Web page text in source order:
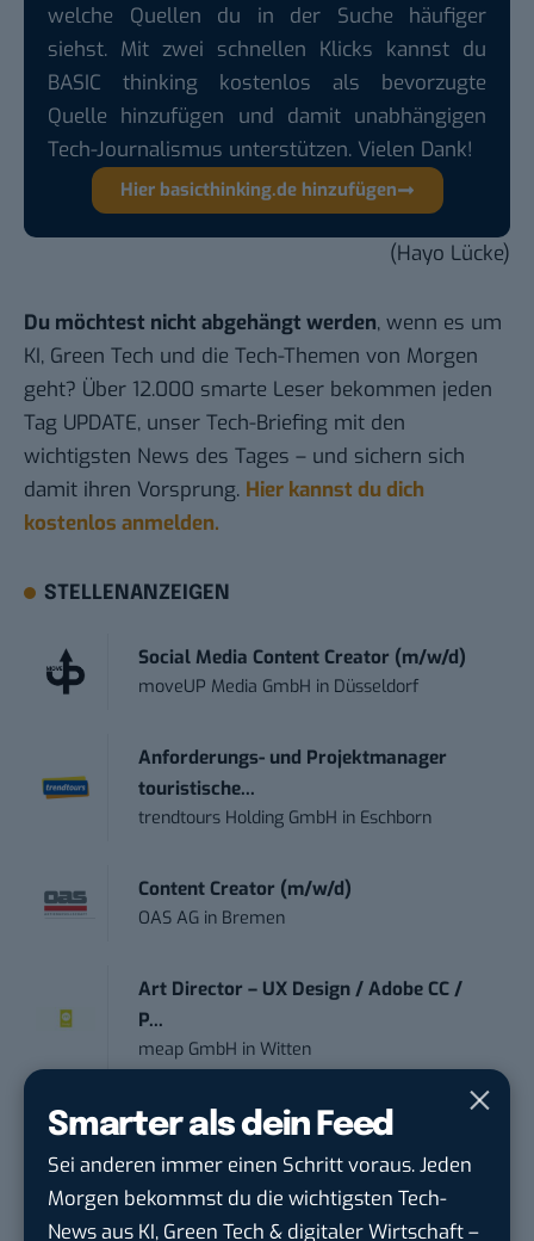
Smarter als dein Feed
Sei anderen immer einen Schritt voraus. Jeden
Morgen bekommst du die wichtigsten Tech-
News aus KI, Green Tech & digitaler Wirtschaft –
welche Quellen du in der Suche häufiger
siehst. Mit zwei schnellen Klicks kannst du
BASIC thinking kostenlos als bevorzugte
Quelle hinzufügen und damit unabhängigen
Tech-Journalismus unterstützen. Vielen Dank!
Hier basicthinking.de hinzufügen
(Hayo Lücke)
Du möchtest nicht abgehängt werden, wenn es um
KI, Green Tech und die Tech-Themen von Morgen
geht? Über 12.000 smarte Leser bekommen jeden
Tag UPDATE, unser Tech-Briefing mit den
wichtigsten News des Tages – und sichern sich
damit ihren Vorsprung. Hier kannst du dich
kostenlos anmelden.
STELLENANZEIGEN
Social Media Content Creator (m/w/d)
moveUP Media GmbH in Düsseldorf
Anforderungs- und Projektmanager
touristische...
trendtours Holding GmbH in Eschborn
Content Creator (m/w/d)
OAS AG in Bremen
Art Director – UX Design / Adobe CC /
P...
meap GmbH inWitten
Content-Manager (m/w/d)
Online-Redakteur / Content Creator